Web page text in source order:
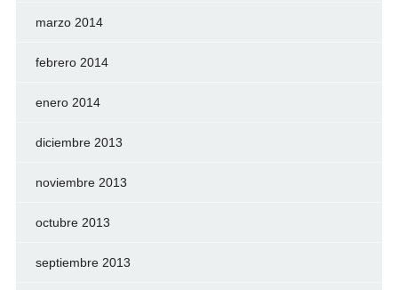
marzo 2014
febrero 2014
enero 2014
diciembre 2013
noviembre 2013
octubre 2013
septiembre 2013